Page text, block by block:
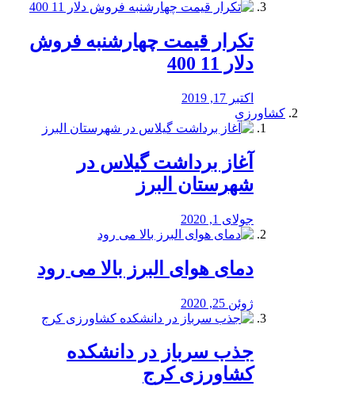
تکرار قیمت چهارشنبه فروش
دلار 11 400
اکتبر 17, 2019
کشاورزی
آغاز برداشت گیلاس در
شهرستان البرز
جولای 1, 2020
دمای هوای البرز بالا می رود
ژوئن 25, 2020
جذب سرباز در دانشکده
کشاورزی کرج